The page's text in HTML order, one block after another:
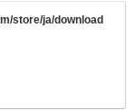
store/ja/download